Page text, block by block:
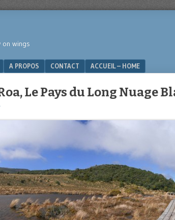
on wings
A PROPOS CONTACT ACCUEIL – HOME
Le Pays du Long Nuage